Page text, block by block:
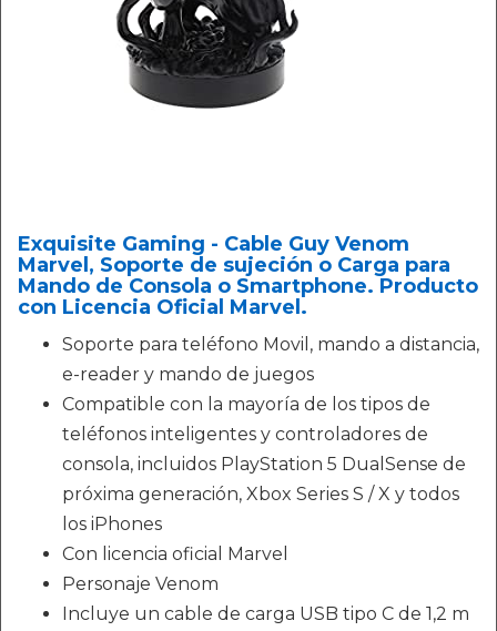
Exquisite Gaming - Cable Guy Venom
Marvel, Soporte de sujeción o Carga para
Mando de Consola o Smartphone. Producto
con Licencia Oficial Marvel.
Soporte para teléfono Movil, mando a distancia,
e-reader y mando de juegos
Compatible con la mayoría de los tipos de
teléfonos inteligentes y controladores de
consola, incluidos PlayStation 5 DualSense de
próxima generación, Xbox Series S / X y todos
los iPhones
Con licencia oficial Marvel
Personaje Venom
Incluye un cable de carga USB tipo C de 1,2 m